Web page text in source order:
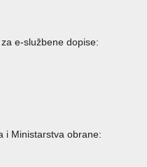
e-službene dopise:
i Ministarstva obrane: